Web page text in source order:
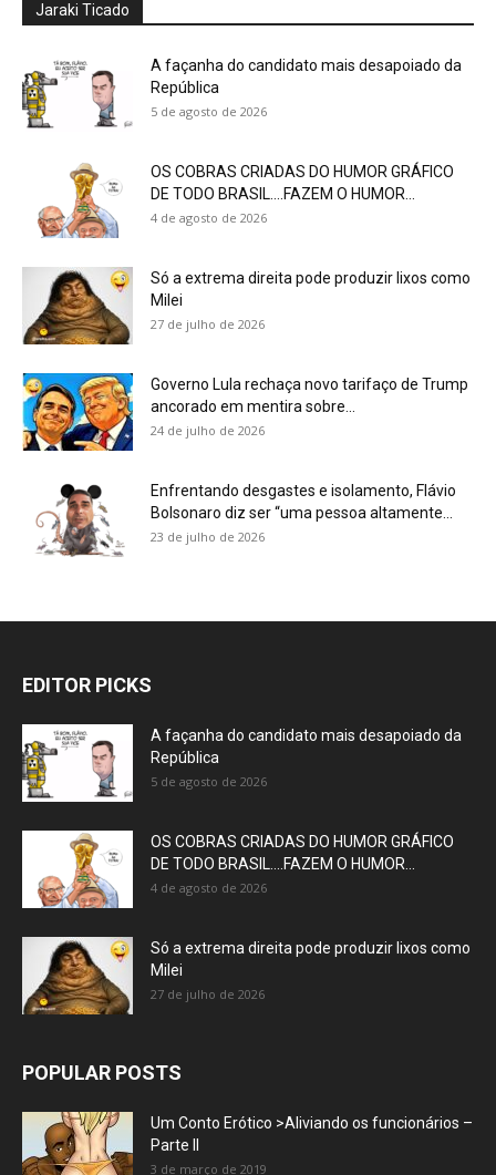
Jaraki Ticado
A façanha do candidato mais desapoiado da
República
5 de agosto de 2026
OS COBRAS CRIADAS DO HUMOR GRÁFICO
DE TODO BRASIL….FAZEM O HUMOR...
4 de agosto de 2026
Só a extrema direita pode produzir lixos como
Milei
27 de julho de 2026
Governo Lula rechaça novo tarifaço de Trump
ancorado em mentira sobre...
24 de julho de 2026
Enfrentando desgastes e isolamento, Flávio
Bolsonaro diz ser “uma pessoa altamente...
23 de julho de 2026
EDITOR PICKS
A façanha do candidato mais desapoiado da
República
5 de agosto de 2026
OS COBRAS CRIADAS DO HUMOR GRÁFICO
DE TODO BRASIL….FAZEM O HUMOR...
4 de agosto de 2026
Só a extrema direita pode produzir lixos como
Milei
27 de julho de 2026
POPULAR POSTS
Um Conto Erótico >Aliviando os funcionários –
Parte II
3 de março de 2019